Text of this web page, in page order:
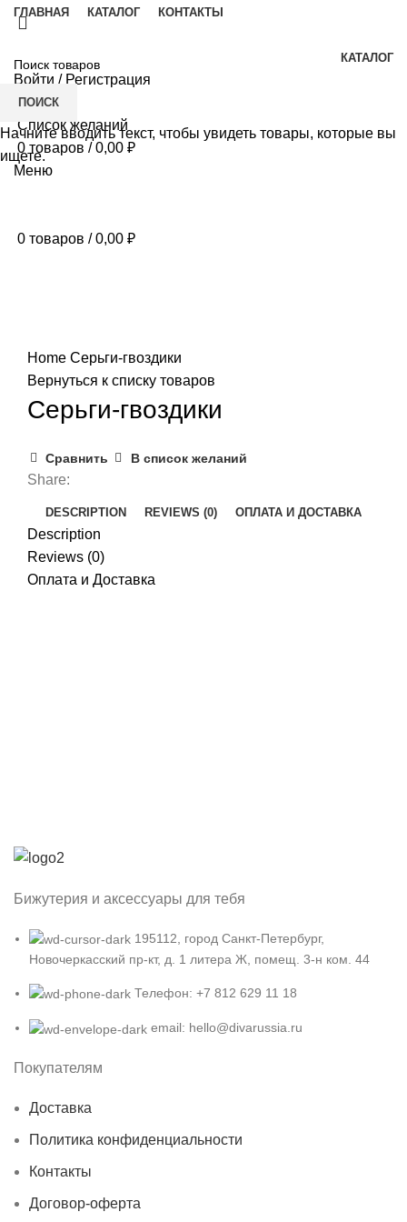
ГЛАВНАЯ КАТАЛОГ КОНТАКТЫ
КАТАЛОГ
Войти / Регистрация
Список желаний
0 товаров / 0,00 ₽
Меню
0 товаров / 0,00 ₽
Home Серьги-гвоздики
Вернуться к списку товаров
Серьги-гвоздики
Сравнить В список желаний
Share:
DESCRIPTION REVIEWS (0) ОПЛАТА И ДОСТАВКА
Description
Reviews (0)
Оплата и Доставка
Бижутерия и аксессуары для тебя
195112, город Санкт-Петербург,
Новочеркасский пр-кт, д. 1 литера Ж, помещ. 3-н ком. 44
Телефон: +7 812 629 11 18
email: hello@divarussia.ru
Покупателям
Доставка
Политика конфиденциальности
Контакты
Договор-оферта
ПОИСК
Начните вводить текст, чтобы увидеть товары, которые вы
ищете.